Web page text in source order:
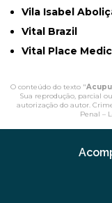
Vila Isabel
Vital Brazil
Vital Place
O conteúdo do texto "
Sua reprodução, parcial
autorização do autor.
Penal –